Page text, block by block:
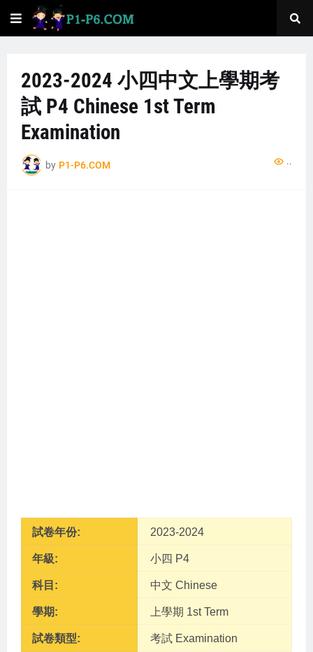
2023-2024 小四中文上學期考
試 P4 Chinese 1st Term
Examination
by P1-P6.COM ..
試卷年份: 2023-2024
年級: 小四 P4
科目: 中文 Chinese
學期: 上學期 1st Term
試卷類型: 考試 Examination